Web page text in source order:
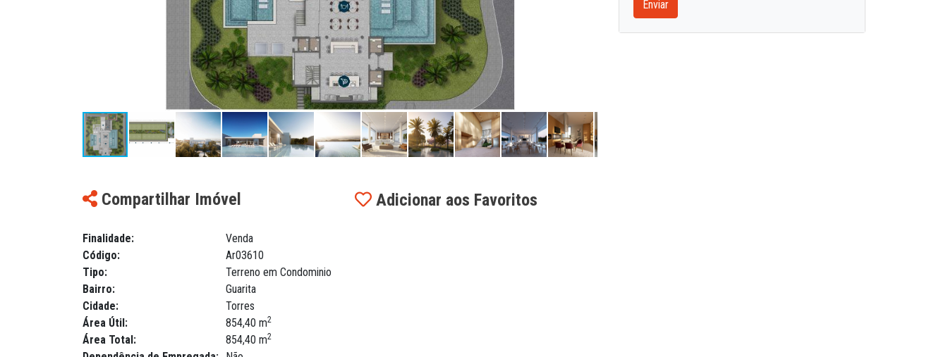
Compartilhar Imóvel Adicionar aos Favoritos
Finalidade:
Código:
Tipo:
Bairro:
Cidade:
Área Útil:
Área Total:
Venda
Ar03610
Terreno em Condominio
Guarita
Torres
854,40 m2
854,40 m2
Enviar